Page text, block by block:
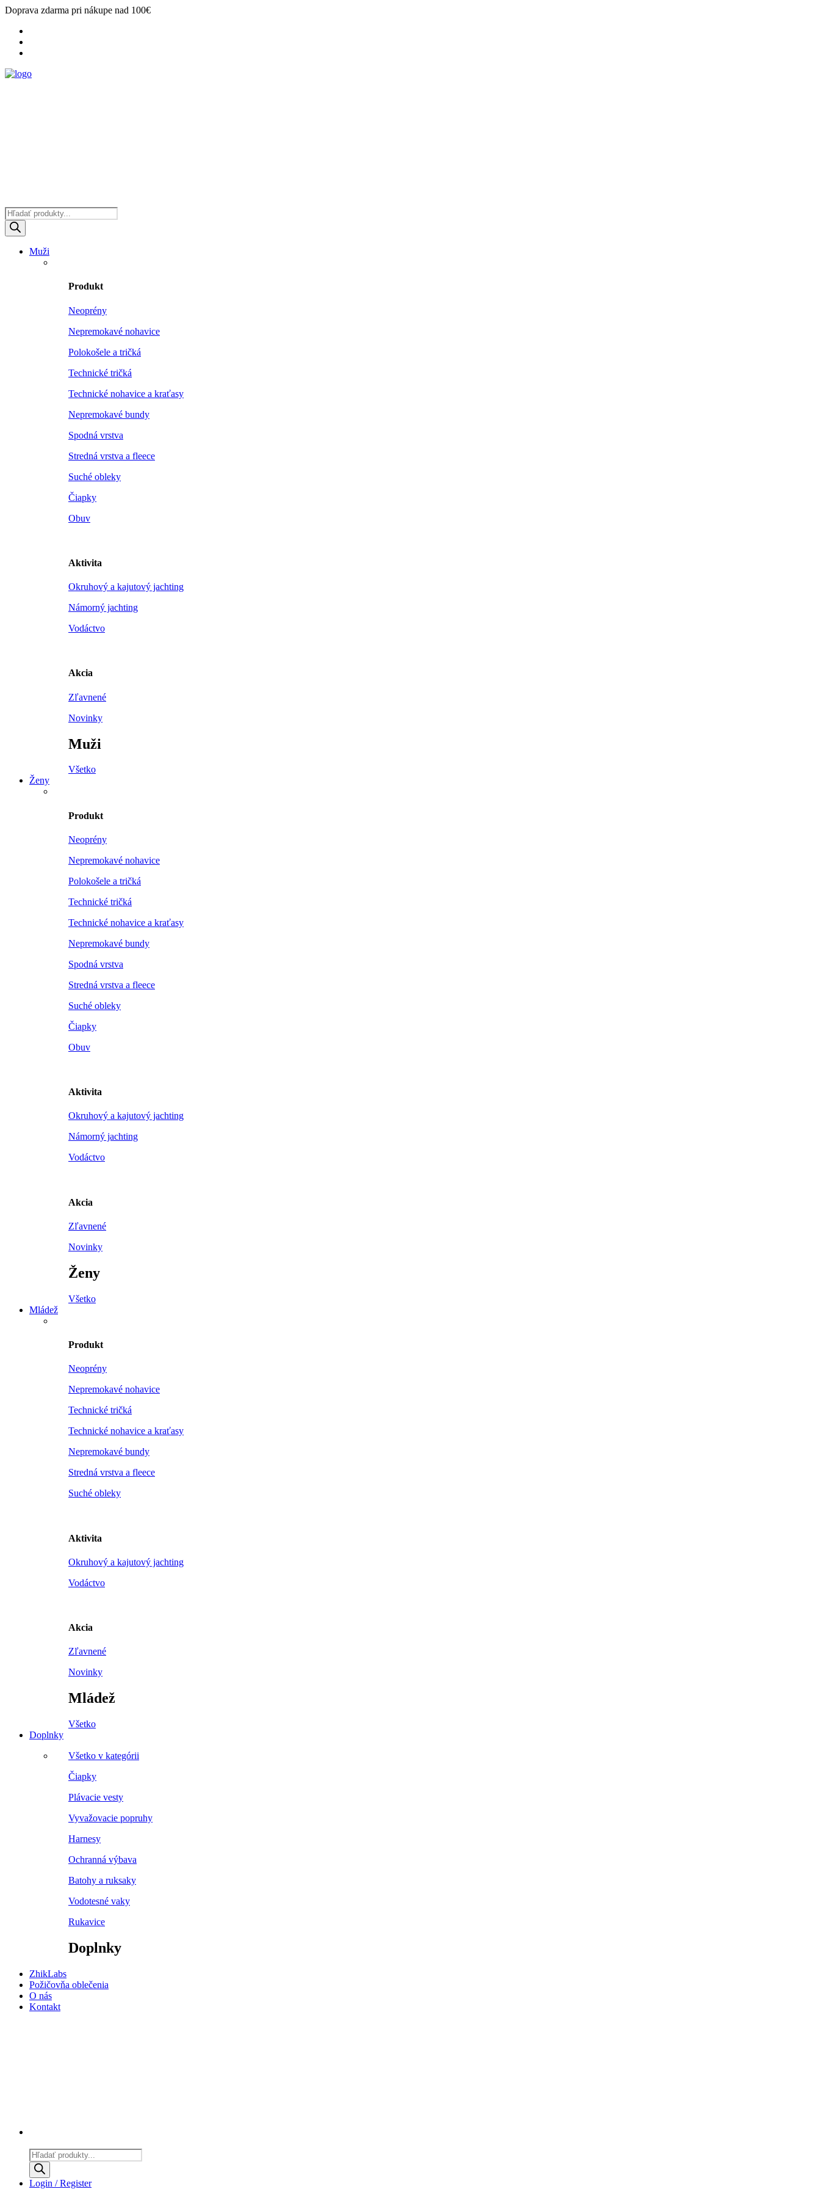
Doprava zdarma pri nákupe nad 100€
Products
search
Muži
Produkt
Neoprény
Nepremokavé nohavice
Polokošele a tričká
Technické tričká
Technické nohavice a kraťasy
Nepremokavé bundy
Spodná vrstva
Stredná vrstva a fleece
Suché obleky
Čiapky
Obuv
Aktivita
Okruhový a kajutový jachting
Námorný jachting
Vodáctvo
Akcia
Zľavnené
Novinky
Muži
Všetko
Ženy
Produkt
Neoprény
Nepremokavé nohavice
Polokošele a tričká
Technické tričká
Technické nohavice a kraťasy
Nepremokavé bundy
Spodná vrstva
Stredná vrstva a fleece
Suché obleky
Čiapky
Obuv
Aktivita
Okruhový a kajutový jachting
Námorný jachting
Vodáctvo
Akcia
Zľavnené
Novinky
Ženy
Všetko
Mládež
Produkt
Neoprény
Nepremokavé nohavice
Technické tričká
Technické nohavice a kraťasy
Nepremokavé bundy
Stredná vrstva a fleece
Suché obleky
Aktivita
Okruhový a kajutový jachting
Vodáctvo
Akcia
Zľavnené
Novinky
Mládež
Všetko
Doplnky
Všetko v kategórii
Čiapky
Plávacie vesty
Vyvažovacie popruhy
Harnesy
Ochranná výbava
Batohy a ruksaky
Vodotesné vaky
Rukavice
Doplnky
ZhikLabs
Požičovňa oblečenia
O nás
Kontakt
Products
search
Login / Register